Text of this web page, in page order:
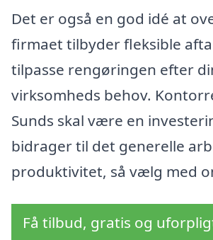
Det er også en god idé at
firmaet tilbyder fleksible
tilpasse rengøringen efter
virksomheds behov.
Sunds skal være en
bidrager til det generelle
produktivitet, så vælg med
Få tilbud, gratis og